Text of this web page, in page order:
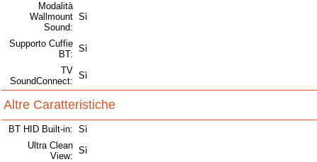
Modalità
Wallmount
Sound:
Sì
Supporto Cuffie
BT:
Sì
TV
SoundConnect:
Sì
Altre Caratteristiche
BT HID Built-in: Sì
Ultra Clean
View:
Sì